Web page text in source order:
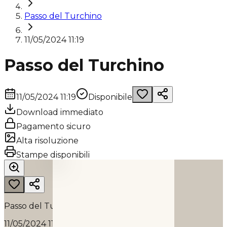
Passo del Turchino
11/05/2024 11:19
Passo del Turchino
11/05/2024 11:19
Disponibile
Download immediato
Pagamento sicuro
Alta risoluzione
Stampe disponibili
Passo del Turchino
11/05/2024 11:19